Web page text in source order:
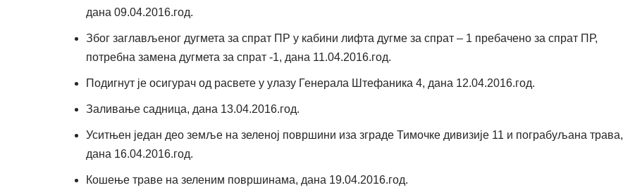
дана 09.04.2016.год.
Због заглављеног дугмета за спрат ПР у кабини лифта дугме за спрат – 1 пребачено за спрат ПР,
потребна замена дугмета за спрат -1, дана 11.04.2016.год.
Подигнут је осигурач од расвете у улазу Генерала Штефаника 4, дана 12.04.2016.год.
Заливање садница, дана 13.04.2016.год.
Уситњен један део земље на зеленој површини иза зграде Тимочке дивизије 11 и пограбуљана трава,
дана 16.04.2016.год.
Кошење траве на зеленим површинама, дана 19.04.2016.год.